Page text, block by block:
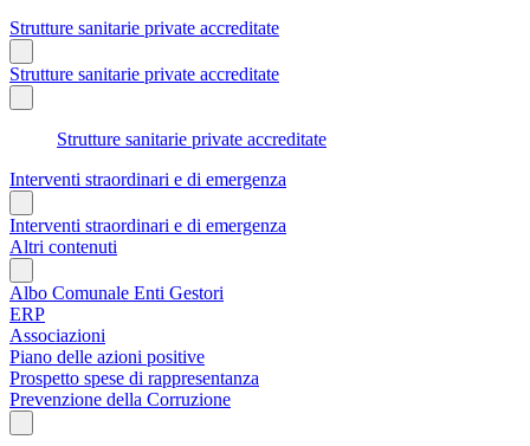
Strutture sanitarie private accreditate
Strutture sanitarie private accreditate
Strutture sanitarie private accreditate
Interventi straordinari e di emergenza
Interventi straordinari e di emergenza
Altri contenuti
Albo Comunale Enti Gestori
ERP
Associazioni
Piano delle azioni positive
Prospetto spese di rappresentanza
Prevenzione della Corruzione